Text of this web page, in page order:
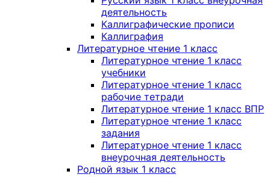
деятельность
Каллиграфические прописи
Каллиграфия
Литературное чтение 1 класс
Литературное чтение 1 класс
учебники
Литературное чтение 1 класс
рабочие тетради
Литературное чтение 1 класс ВПР
Литературное чтение 1 класс
задания
Литературное чтение 1 класс
внеурочная деятельность
Родной язык 1 класс